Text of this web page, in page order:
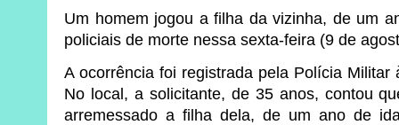
Um homem jogou a filha da vizinha, de um
policiais de morte nessa sexta-feira (9 de
A ocorrência foi registrada pela Polícia
No local, a solicitante, de 35 anos, contou
arremessado a filha dela, de um ano de